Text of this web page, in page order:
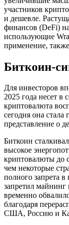
участников
и дешевле.
финансов (DeFi)
использующие
применение,
Биткоин-
Для инвесторов
2025 года несет в
криптовалюта
сегодня она
представление о
Биткоин
высокое
криптовалюты до
чем некоторые
полного запрета
запретил
временно
благодаря
США, Россию и